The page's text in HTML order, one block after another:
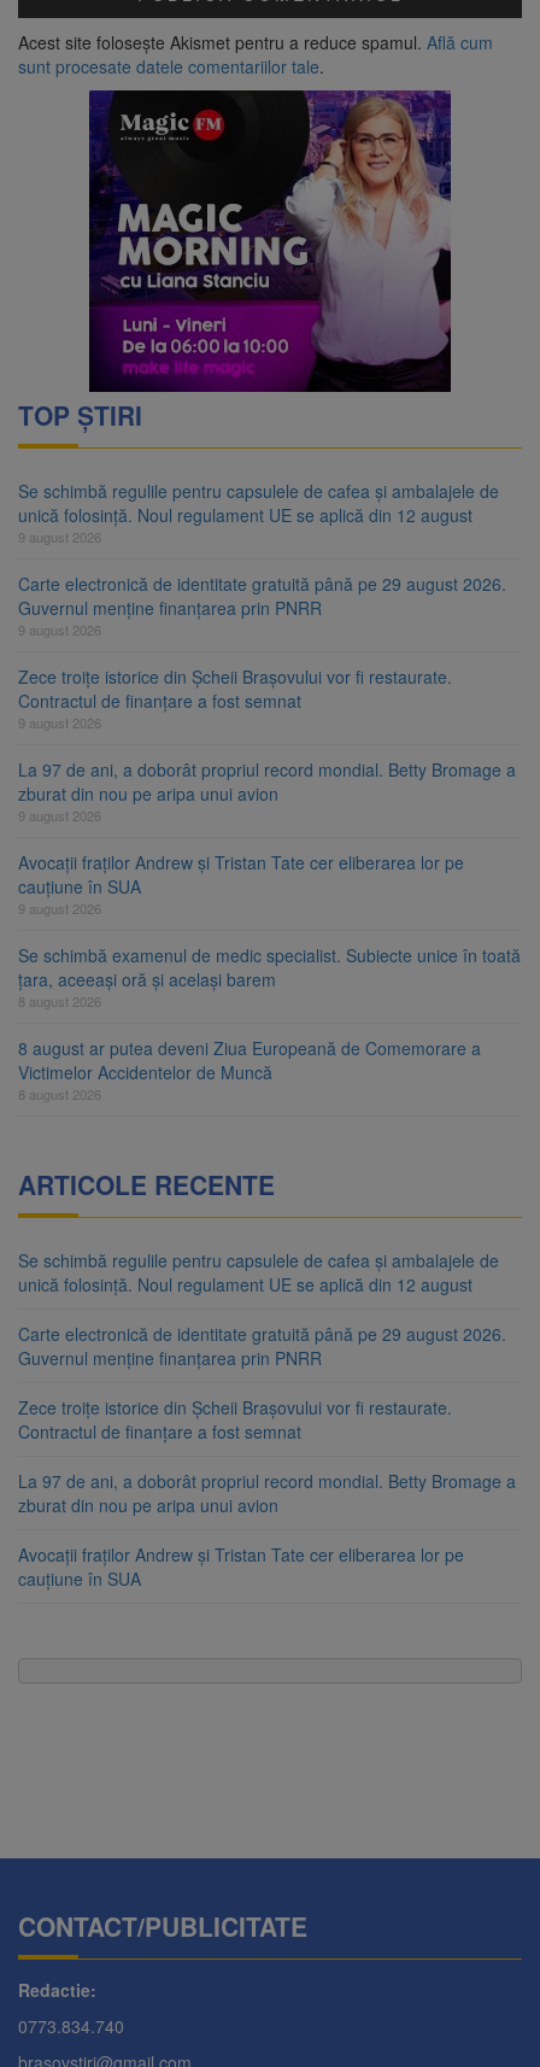
Acest site folosește Akismet pentru a reduce spamul. Află cum
sunt procesate datele comentariilor tale.
TOP ȘTIRI
Se schimbă regulile pentru capsulele de cafea și ambalajele de
unică folosință. Noul regulament UE se aplică din 12 august
9 august 2026
Carte electronică de identitate gratuită până pe 29 august 2026.
Guvernul menține finanțarea prin PNRR
9 august 2026
Zece troițe istorice din Șcheii Brașovului vor fi restaurate.
Contractul de finanțare a fost semnat
9 august 2026
La 97 de ani, a doborât propriul record mondial. Betty Bromage a
zburat din nou pe aripa unui avion
9 august 2026
Avocații fraților Andrew și Tristan Tate cer eliberarea lor pe
cauțiune în SUA
9 august 2026
Se schimbă examenul de medic specialist. Subiecte unice în toată
țara, aceeași oră și același barem
8 august 2026
8 august ar putea deveni Ziua Europeană de Comemorare a
Victimelor Accidentelor de Muncă
8 august 2026
ARTICOLE RECENTE
Se schimbă regulile pentru capsulele de cafea și ambalajele de
unică folosință. Noul regulament UE se aplică din 12 august
Carte electronică de identitate gratuită până pe 29 august 2026.
Guvernul menține finanțarea prin PNRR
Zece troițe istorice din Șcheii Brașovului vor fi restaurate.
Contractul de finanțare a fost semnat
La 97 de ani, a doborât propriul record mondial. Betty Bromage a
zburat din nou pe aripa unui avion
Avocații fraților Andrew și Tristan Tate cer eliberarea lor pe
cauțiune în SUA
CONTACT/PUBLICITATE
Redactie:
0773.834.740